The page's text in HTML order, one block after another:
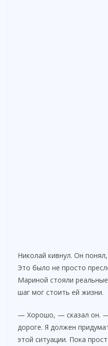
Николай кивнул. Он
Это было не просто
Мариной стояли
шаг мог стоить ей жизни.
— Хорошо, — сказал он.
дороге. Я должен
этой ситуации. Пока